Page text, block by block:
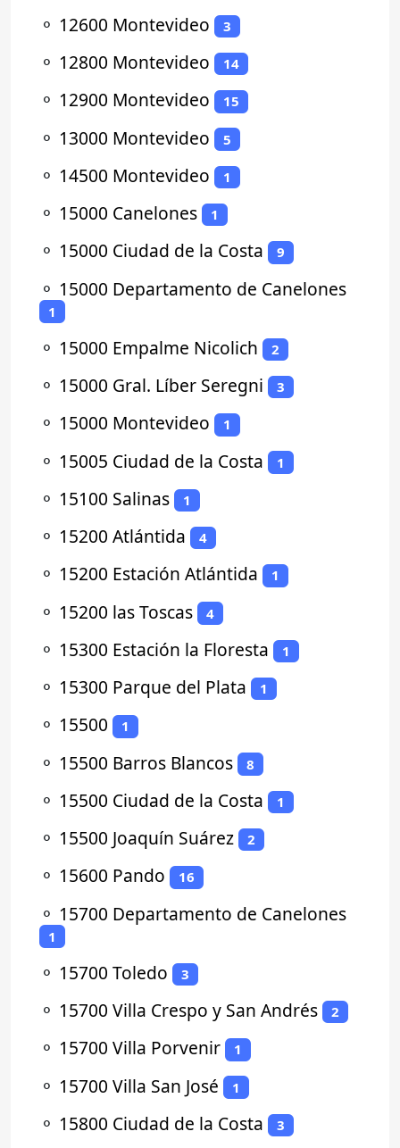
⚬ 12600 Montevideo 3
⚬ 12800 Montevideo 14
⚬ 12900 Montevideo 15
⚬ 13000 Montevideo 5
⚬ 14500 Montevideo 1
⚬ 15000 Canelones 1
⚬ 15000 Ciudad de la Costa 9
⚬ 15000 Departamento de Canelones
1
⚬ 15000 Empalme Nicolich 2
⚬ 15000 Gral. Líber Seregni 3
⚬ 15000 Montevideo 1
⚬ 15005 Ciudad de la Costa 1
⚬ 15100 Salinas 1
⚬ 15200 Atlántida 4
⚬ 15200 Estación Atlántida 1
⚬ 15200 las Toscas 4
⚬ 15300 Estación la Floresta 1
⚬ 15300 Parque del Plata 1
⚬ 15500 1
⚬ 15500 Barros Blancos 8
⚬ 15500 Ciudad de la Costa 1
⚬ 15500 Joaquín Suárez 2
⚬ 15600 Pando 16
⚬ 15700 Departamento de Canelones
1
⚬ 15700 Toledo 3
⚬ 15700 Villa Crespo y San Andrés 2
⚬ 15700 Villa Porvenir 1
⚬ 15700 Villa San José 1
⚬ 15800 Ciudad de la Costa 3